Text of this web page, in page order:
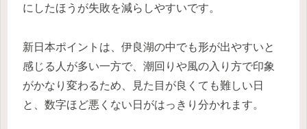
にしたほうが失敗を減らしやすいです。
新日本ポイントは、伊良湖の中でも形が出やすいと
感じる人が多い一方で、潮回りや風の入り方で印象
がかなり変わるため、見た目が良くても難しい日
と、数字ほど悪くない日がはっきり分かれます。